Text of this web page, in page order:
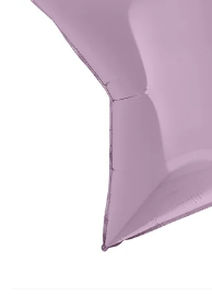
Доставка
Отзывы
Контакты